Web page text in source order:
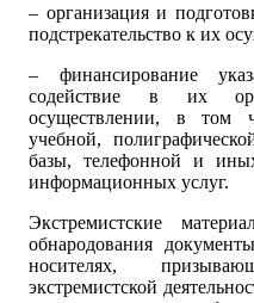
– организация и
подстрекательство к их
– финансирование
содействие в их
осуществлении, в том
учебной,
базы, телефонной и
информационных услуг.
Экстремистские
обнародования
носителях,
экстремистской